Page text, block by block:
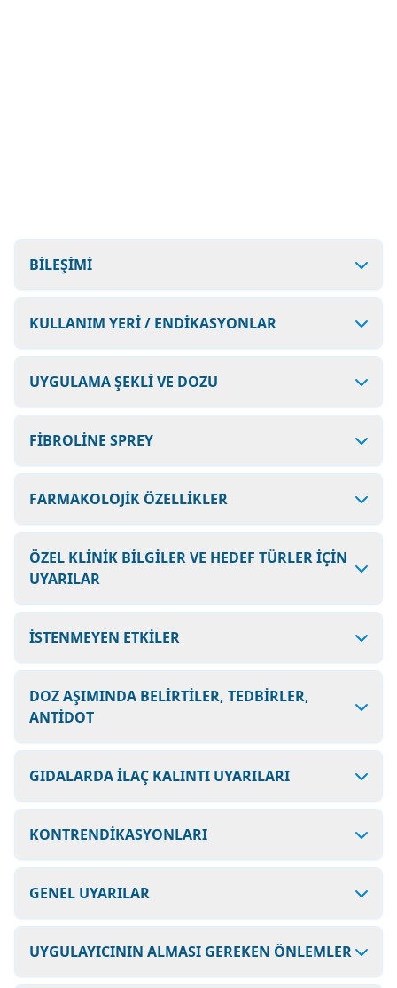
BİLEŞİMİ
KULLANIM YERİ / ENDİKASYONLAR
UYGULAMA ŞEKLİ VE DOZU
FİBROLİNE SPREY
FARMAKOLOJİK ÖZELLİKLER
ÖZEL KLİNİK BİLGİLER VE HEDEF TÜRLER İÇİN
UYARILAR
İSTENMEYEN ETKİLER
DOZ AŞIMINDA BELİRTİLER, TEDBİRLER,
ANTİDOT
GIDALARDA İLAÇ KALINTI UYARILARI
KONTRENDİKASYONLARI
GENEL UYARILAR
UYGULAYICININ ALMASI GEREKEN ÖNLEMLER